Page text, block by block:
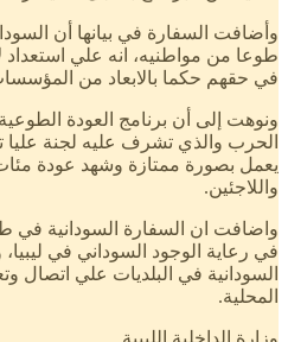
وأضافت السفارة في بيانها أن
طوعا من مواطنيه، انه علي استعداد
في حقهم حكما بالابعاد من المؤسسات
ونوهت إلى أن برنامج العودة
الحرب والذي تشرف عليه لجنة عليا
يعمل بصورة ممتازة وشهد عودة
واللاجئين.
واضافت ان السفارة السودانية في
في رعاية الوجود السوداني في ليبيا،
السودانية في البلديات علي اتصال
المحلية.
وزارة الداخلية الليبية